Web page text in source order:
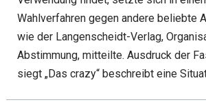
Wahlverfahren gegen andere beliebte
wie der Langenscheidt-Verlag,
Abstimmung, mitteilte. Ausdruck der
siegt „Das crazy“ beschreibt eine